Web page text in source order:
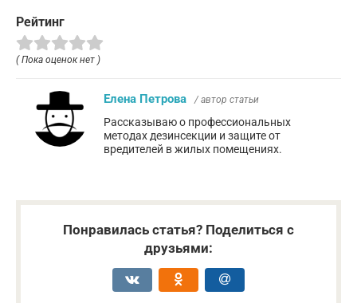
Рейтинг
( Пока оценок нет )
Елена Петрова / автор статьи
Рассказываю о профессиональных
методах дезинсекции и защите от
вредителей в жилых помещениях.
Понравилась статья? Поделиться с
друзьями: